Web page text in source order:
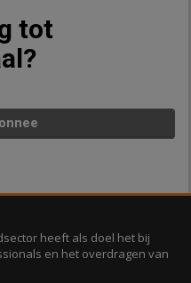
tot
heeft als doel het bij
en het overdragen van